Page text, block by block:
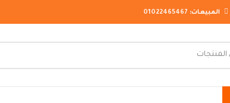
المبيعات: 01022465467